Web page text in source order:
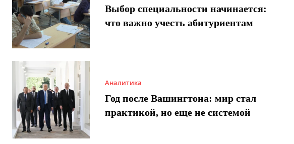
Выбор специальности начинается:
что важно учесть абитуриентам
Аналитика
Год после Вашингтона: мир стал
практикой, но еще не системой